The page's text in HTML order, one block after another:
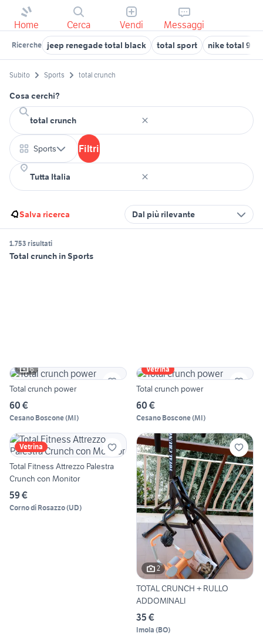
Home Cerca Vendi Messaggi
Ricerche jeep renegade total black total sport nike total 90
Subito Sports total crunch
Cosa cerchi?
Sports Filtri
Salva ricerca Dal più rilevante
1.753 risultati
Total crunch in Sports
6
Total crunch power
60 €
Cesano Boscone(MI)
Vetrina
Total crunch power
60 €
Cesano Boscone(MI)
Vetrina
Total Fitness Attrezzo Palestra
Crunch con Monitor
59 €
Corno di Rosazzo(UD)
2
TOTAL CRUNCH + RULLO
ADDOMINALI
35 €
Imola (BO)